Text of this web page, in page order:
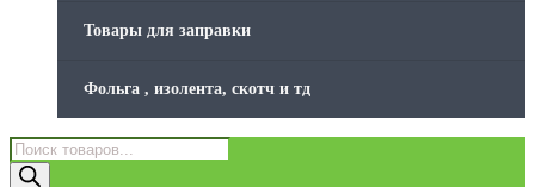
Товары для заправки
Фольга , изолента, скотч и тд
Поиск
товаров